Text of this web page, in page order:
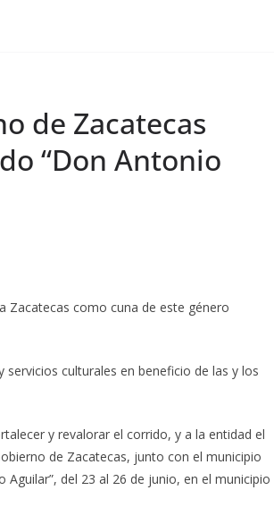
de Zacatecas
“Don Antonio
Zacatecas como cuna de este género
culturales en beneficio de las y los
y revalorar el corrido, y a la entidad el
de Zacatecas, junto con el municipio
Aguilar”, del 23 al 26 de junio, en el municipio